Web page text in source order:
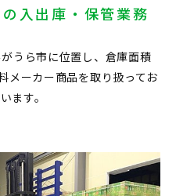
入出庫・保管業務
うら市に位置し、倉庫面積
メーカー商品を取り扱ってお
ます。